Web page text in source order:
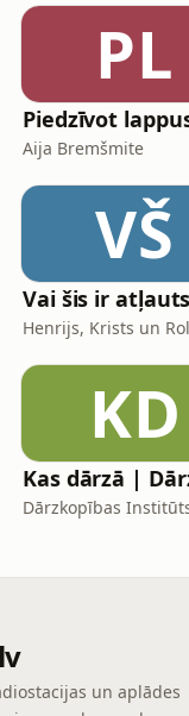
PL
Piedzīvot
Aija Bremšmite
VŠ
Vai šis ir
Henrijs, Krists un
KD
Dārzkopības
un aplādes